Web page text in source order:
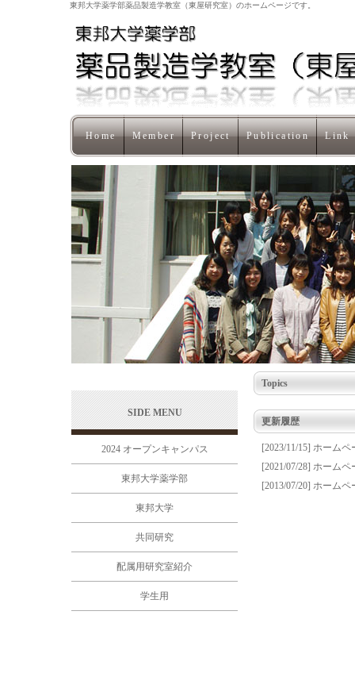
東邦大学薬学部薬品製造学教室（東屋研究室）のホームページです。
Home Member Project Publication Link
Topics
更新履歴
[2023/11/15] ホームペ
[2021/07/28] ホームペ
[2013/07/20] ホームペ
SIDE MENU
2024 オープンキャンパス
東邦大学薬学部
東邦大学
共同研究
配属用研究室紹介
学生用